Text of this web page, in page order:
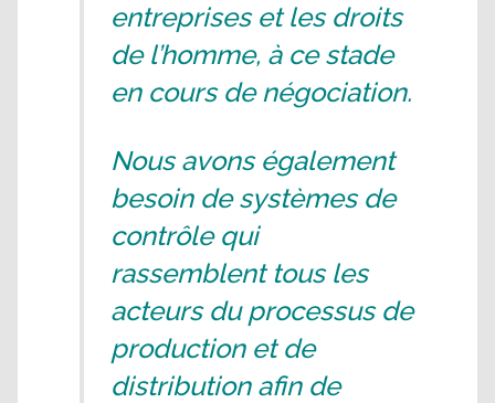
entreprises et les droits
de l’homme, à ce stade
en cours de négociation.
Nous avons également
besoin de systèmes de
contrôle qui
rassemblent tous les
acteurs du processus de
production et de
distribution afin de